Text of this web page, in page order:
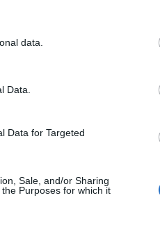
data.
Data.
Data for Targeted
Sale, and/or Sharing
Purposes for which it
kérem, egy fényképet
Hatvany-család
A
A
A